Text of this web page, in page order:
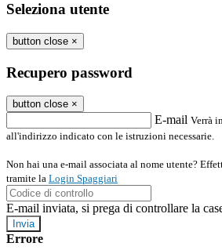
Seleziona utente
button close ×
Recupero password
button close ×
E-mail Verrà
all'indirizzo indicato con le istruzioni necessarie.
Non hai una e-mail associata al nome utente?
tramite la Login Spaggiari
E-mail inviata, si prega di controllare la
Errore